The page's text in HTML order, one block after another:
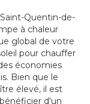
Quentin-de-
à chaleur
global de votre
pour chauffer
économies
Bien que le
élevé, il est
d'un